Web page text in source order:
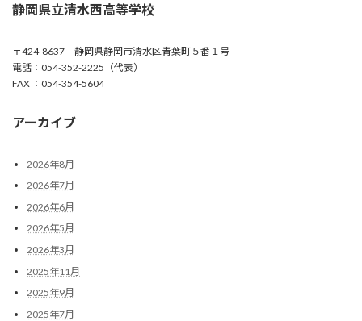
静岡県立清水西高等学校
〒424-8637 静岡県静岡市清水区青葉町５番１号
電話：054-352-2225（代表）
FAX ：054-354-5604
アーカイブ
2026年8月
2026年7月
2026年6月
2026年5月
2026年3月
2025年11月
2025年9月
2025年7月